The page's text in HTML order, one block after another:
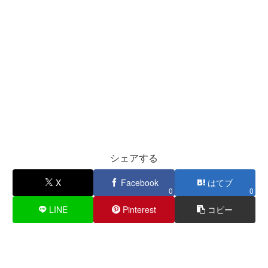
シェアする
X Facebook
0
はてブ
0
LINE Pinterest コピー